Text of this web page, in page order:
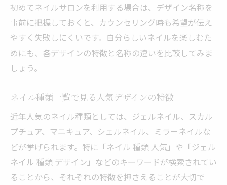
初めてネイルサロンを利用する場合は、デザイン名称を
事前に把握しておくと、カウンセリング時も希望が伝え
やすく失敗しにくいです。自分らしいネイルを楽しむた
めにも、各デザインの特徴と名称の違いを比較してみま
しょう。
ネイル種類一覧で見る人気デザインの特徴
近年人気のネイル種類としては、ジェルネイル、スカル
プチュア、マニキュア、シェルネイル、ミラーネイルな
どが挙げられます。特に「ネイル 種類 人気」や「ジェル
ネイル 種類 デザイン」などのキーワードが検索されてい
ることから、それぞれの特徴を押さえることが大切で